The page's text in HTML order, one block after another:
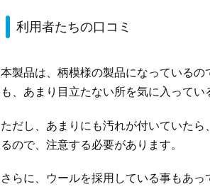
利用者たちの口コミ
本製品は、柄模様の製品になっているの
も、あまり目立たない所を気に入ってい
ただし、あまりにも汚れが付いていたら
るので、注意する必要があります。
さらに、ウールを採用している事もあっ